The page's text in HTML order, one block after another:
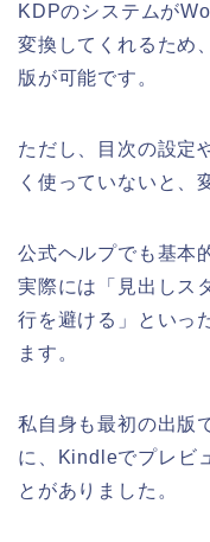
KDPのシステムが
変換してくれるため
版が可能です。
ただし、目次の設定
く使っていないと、
公式ヘルプでも基本
実際には「見出しス
行を避ける」といっ
ます。
私自身も最初の出版
に、Kindleでプレビ
とがありました。